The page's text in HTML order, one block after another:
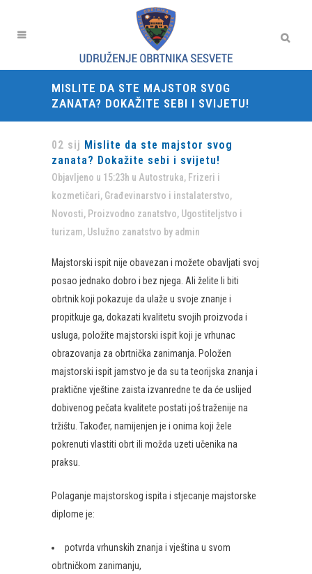
MISLITE DA STE MAJSTOR SVOG
ZANATA? DOKAŽITE SEBI I SVIJETU!
02 sij Mislite da ste majstor svog
zanata? Dokažite sebi i svijetu!
Objavljeno u 15:23h u Autostruka, Frizeri i
kozmetičari, Građevinarstvo i instalaterstvo,
Novosti, Proizvodno zanatstvo, Ugostiteljstvo i
turizam, Uslužno zanatstvo by admin
Majstorski ispit nije obavezan i možete obavljati svoj
posao jednako dobro i bez njega. Ali želite li biti
obrtnik koji pokazuje da ulaže u svoje znanje i
propitkuje ga, dokazati kvalitetu svojih proizvoda i
usluga, položite majstorski ispit koji je vrhunac
obrazovanja za obrtnička zanimanja. Položen
majstorski ispit jamstvo je da su ta teorijska znanja i
praktične vještine zaista izvanredne te da će uslijed
dobivenog pečata kvalitete postati još traženije na
tržištu. Također, namijenjen je i onima koji žele
pokrenuti vlastiti obrt ili možda uzeti učenika na
praksu.
Polaganje majstorskog ispita i stjecanje majstorske
diplome je:
potvrda vrhunskih znanja i vještina u svom
obrtničkom zanimanju,